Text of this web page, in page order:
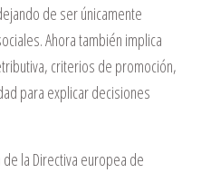
de ser únicamente
Ahora también implica
criterios de promoción,
para explicar decisiones
la Directiva europea de